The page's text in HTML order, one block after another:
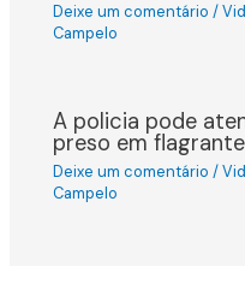
Deixe um comentário /
Campelo
A policia pode
preso em
Deixe um comentário /
Campelo